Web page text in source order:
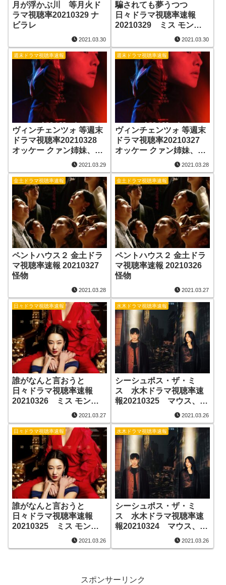
月が浮かぶ川 等月火ド
ラマ視聴率20210329 ナ
ビラレ
2021.03.30
騙されても夢うつつ
日々ドラマ視聴率速報
20210329 ミス モンテ
クリスト、火の鳥、メシ
となれ
2021.03.30
週末ドラマ視聴率速報
ヴィンチェンツォ 等週末
ドラマ視聴率20210328
オッケー クァン姉妹、タ
2021.03.29
週末ドラマ視聴率速報
ヴィンチェンツォ 等週末
ドラマ視聴率20210327
オッケー クァン姉妹、タ
2021.03.28
金土ドラマ視聴率速報
ペントハウス２ 金土ドラ
マ視聴率速報 20210327
怪物
2021.03.28
金土ドラマ視聴率速報
ペントハウス２ 金土ドラ
マ視聴率速報 20210326
怪物
2021.03.27
日々ドラマ視聴率速報
誰がなんと言おうと
日々ドラマ視聴率速報
20210326 ミス モンテ
クリスト、火の鳥、メシ
となれ
2021.03.27
水木ドラマ視聴率速報
シーシュポス・ザ・ミ
ス 水木ドラマ視聴率速
報20210325 マウス、ア
ンニョン？私よ！、お
ー！ご主人さま
2021.03.26
日々ドラマ視聴率速報
誰がなんと言おうと
日々ドラマ視聴率速報
20210325 ミス モンテ
クリスト、火の鳥、メシ
となれ
2021.03.26
水木ドラマ視聴率速報
シーシュポス・ザ・ミ
ス 水木ドラマ視聴率速
報20210324 マウス、ア
ンニョン？私よ！、お
ー！ご主人さま
2021.03.26
スポンサーリンク